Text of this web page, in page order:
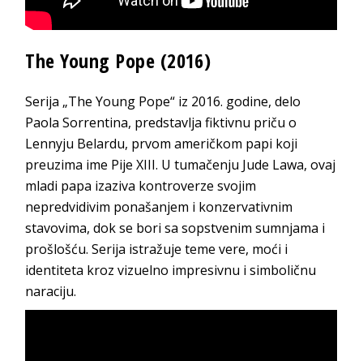
The Young Pope (2016)
Serija „The Young Pope“ iz 2016. godine, delo
Paola Sorrentina, predstavlja fiktivnu priču o
Lennyju Belardu, prvom američkom papi koji
preuzima ime Pije XIII. U tumačenju Jude Lawa, ovaj
mladi papa izaziva kontroverze svojim
nepredvidivim ponašanjem i konzervativnim
stavovima, dok se bori sa sopstvenim sumnjama i
prošlošću. Serija istražuje teme vere, moći i
identiteta kroz vizuelno impresivnu i simboličnu
naraciju.